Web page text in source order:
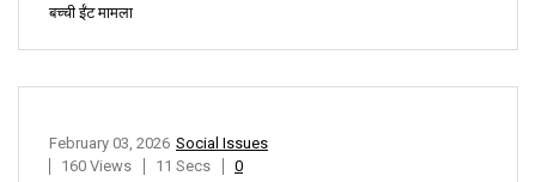
बच्ची ईंट मामला
Social Issues
February 03, 2026
160 Views
11 Secs 0